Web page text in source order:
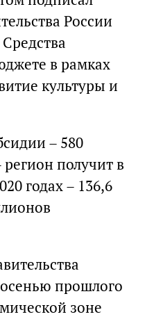
России
в рамках
культуры и
– 580
получит в
годах – 136,6
прошлого
зоне